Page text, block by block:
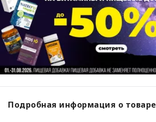
Подробная информация о товаре